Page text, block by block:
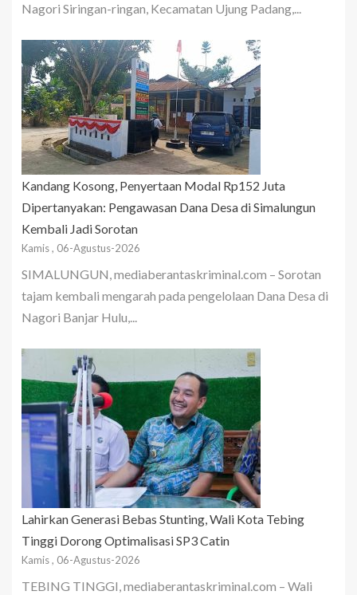
Nagori Siringan-ringan, Kecamatan Ujung Padang,...
Kandang Kosong, Penyertaan Modal Rp152 Juta
Dipertanyakan: Pengawasan Dana Desa di Simalungun
Kembali Jadi Sorotan
Kamis , 06-Agustus-2026
SIMALUNGUN, mediaberantaskriminal.com – Sorotan
tajam kembali mengarah pada pengelolaan Dana Desa di
Nagori Banjar Hulu,...
Lahirkan Generasi Bebas Stunting, Wali Kota Tebing
Tinggi Dorong Optimalisasi SP3 Catin
Kamis , 06-Agustus-2026
TEBING TINGGI, mediaberantaskriminal.com – Wali